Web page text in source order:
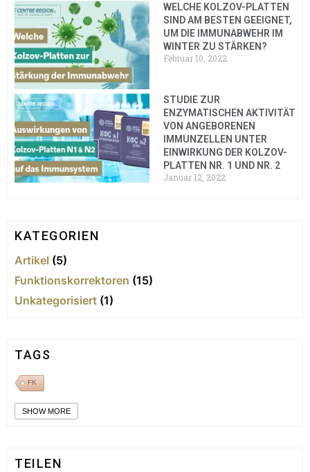
WELCHE KOLZOV-PLATTEN
SIND AM BESTEN GEEIGNET,
UM DIE IMMUNABWEHR IM
WINTER ZU STÄRKEN?
Februar 10, 2022
STUDIE ZUR
ENZYMATISCHEN AKTIVITÄT
VON ANGEBORENEN
IMMUNZELLEN UNTER
EINWIRKUNG DER KOLZOV-
PLATTEN NR. 1 UND NR. 2
Januar 12, 2022
KATEGORIEN
Artikel (5)
Funktionskorrektoren (15)
Unkategorisiert (1)
TAGS
FK
SHOW MORE
TEILEN